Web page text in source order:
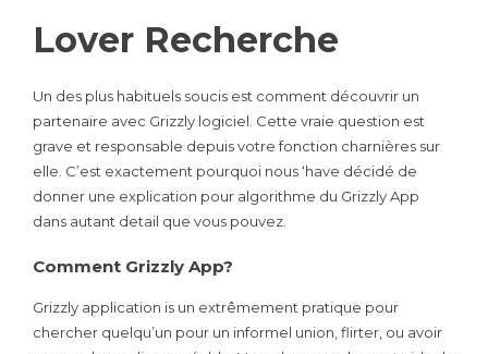
Lover Recherche
Un des plus habituels soucis est comment découvrir un
partenaire avec Grizzly logiciel. Cette vraie question est
grave et responsable depuis votre fonction charnières sur
elle. C’est exactement pourquoi nous ‘have décidé de
donner une explication pour algorithme du Grizzly App
dans autant detail que vous pouvez.
Comment Grizzly App?
Grizzly application is un extrêmement pratique pour
chercher quelqu’un pour un informel union, flirter, ou avoir